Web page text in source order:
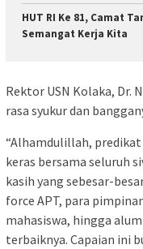
HUT RI Ke 81, Camat
Semangat Kerja Kita
Rektor USN Kolaka, Dr.
rasa syukur dan
“Alhamdulillah,
keras bersama seluruh
kasih yang sebesar-
force APT, para
mahasiswa, hingga
terbaiknya. Capaian ini